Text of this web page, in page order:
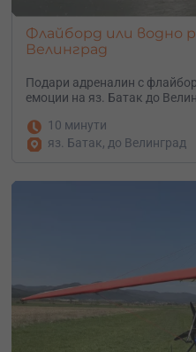
Флайборд или водно
Велинград
Подари адреналин с
емоции на яз. Батак до
10 минути
яз. Батак, до Велинград